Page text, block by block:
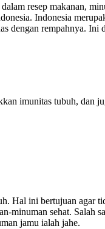
resep makanan,
Indonesia
dengan rempahnya.
imunitas tubuh, dan
Hal ini bertujuan agar
minuman sehat. Salah
jamu ialah jahe.